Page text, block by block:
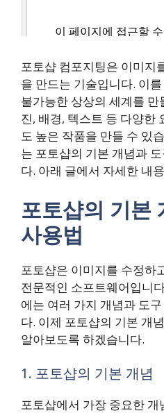
포토샵 컴포지팅은 이미지
을 만드는 기술입니다. 이
불가능한 상상의 세계를
진, 배경, 텍스트 등 다양한
도 높은 작품을 만들 수 있
는 포토샵의 기본 개념과
다. 아래 글에서 자세한 내
포토샵의 기본
사용법
포토샵은 이미지를 수정하
전문적인 소프트웨어입니
에는 여러 가지 개념과 도
다. 이제 포토샵의 기본 개
알아보도록 하겠습니다.
1. 포토샵의 기본 개념
포토샵에서 가장 중요한 개